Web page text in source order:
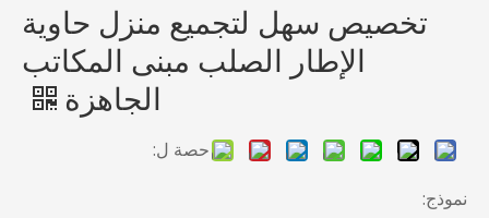
تخصيص سهل لتجميع منزل حاوية
الإطار الصلب مبنى المكاتب
الجاهزة
حصة ل:
نموذج: